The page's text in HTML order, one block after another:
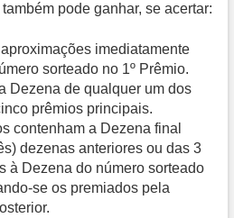
pode ganhar, se acertar:
imediatamente
sorteado no 1º Prêmio.
Dezena de qualquer um dos
prêmios principais.
contenham a Dezena final
dezenas anteriores ou das 3
à Dezena do número sorteado
se os premiados pela